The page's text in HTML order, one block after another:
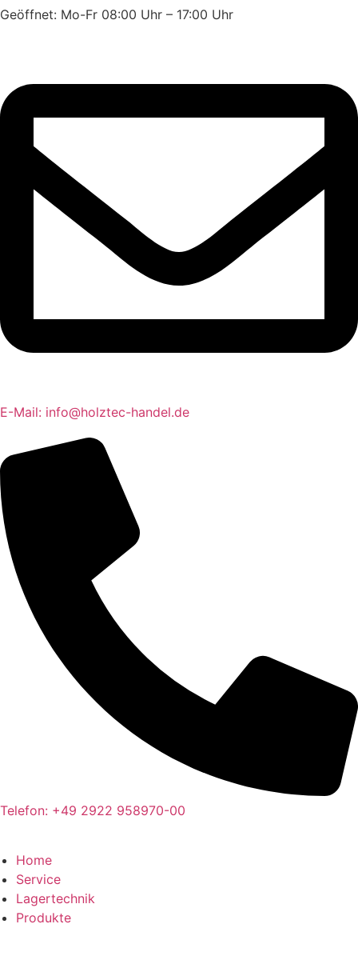
Geöffnet: Mo-Fr 08:00 Uhr – 17:00 Uhr
E-Mail: info@holztec-handel.de
Telefon: +49 2922 958970-00
Home
Service
Lagertechnik
Produkte